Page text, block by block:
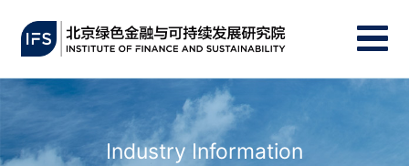
Industry Information